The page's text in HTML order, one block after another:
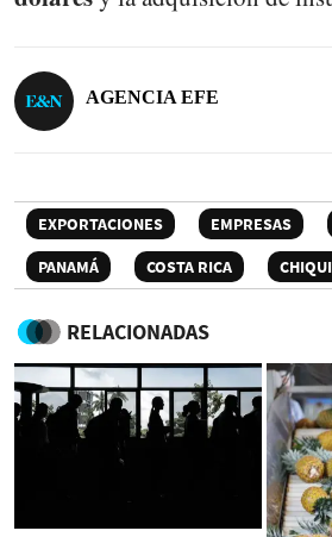
AGENCIA EFE
EXPORTACIONES EMPRESAS
PANAMÁ
COSTA RICA
RELACIONADAS